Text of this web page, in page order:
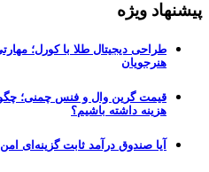
پیشنهاد ویژه
طراحی دیجیتال طلا با کورل؛
هنرجویان
قیمت گرین وال و فنس چمنی؛
هزینه داشته باشیم؟
آیا صندوق درآمد ثابت